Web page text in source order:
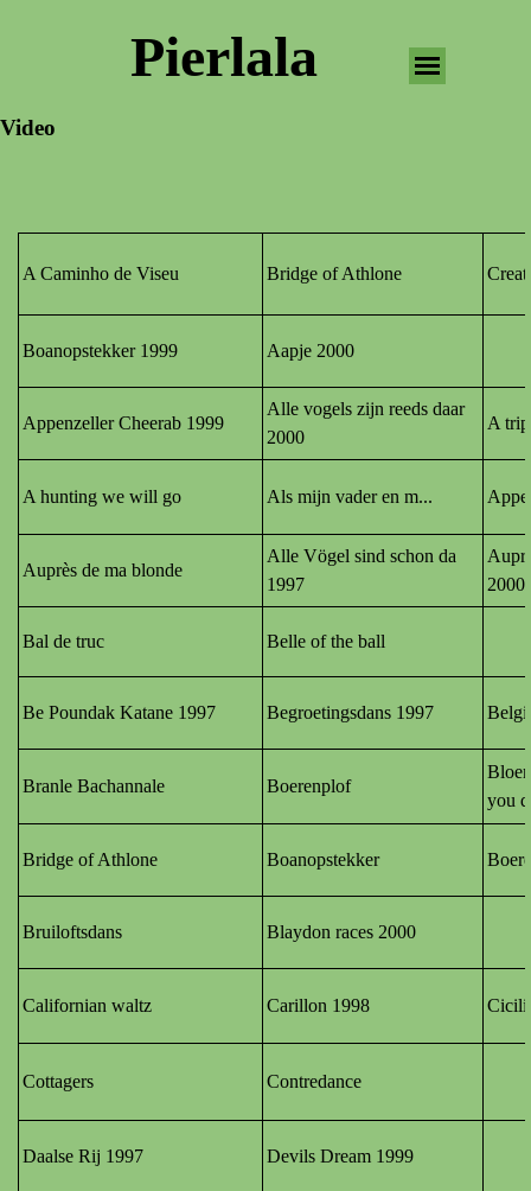
Pierlala
Video
A Caminho de Viseu Bridge of Athlone
Boanopstekker 1999 Aapje 2000
Appenzeller Cheerab 1999
Alle vogels zijn reeds daar
2000
A
A hunting we will go Als mijn vader en m...
Auprès de ma blonde
Alle Vögel sind schon da
1997
2000
Bal de truc Belle of the ball
Be Poundak Katane 1997 Begroetingsdans 1997
Branle Bachannale Boerenplof
you
Bridge of Athlone Boanopstekker
Bruiloftsdans Blaydon races 2000
Californian waltz Carillon 1998
Cottagers Contredance
Daalse Rij 1997 Devils Dream 1999